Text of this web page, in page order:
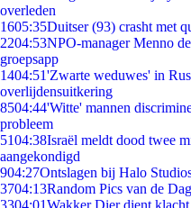
overleden
1605:35Duitser (93) crasht met
2204:53NPO-manager Menno
groepsapp
1404:51'Zwarte weduwes' in
overlijdensuitkering
8504:44'Witte' mannen
probleem
5104:38Israël meldt dood twee
aangekondigd
904:27Ontslagen bij Halo
3704:13Random Pics van de
3304:01Wakker Dier dient